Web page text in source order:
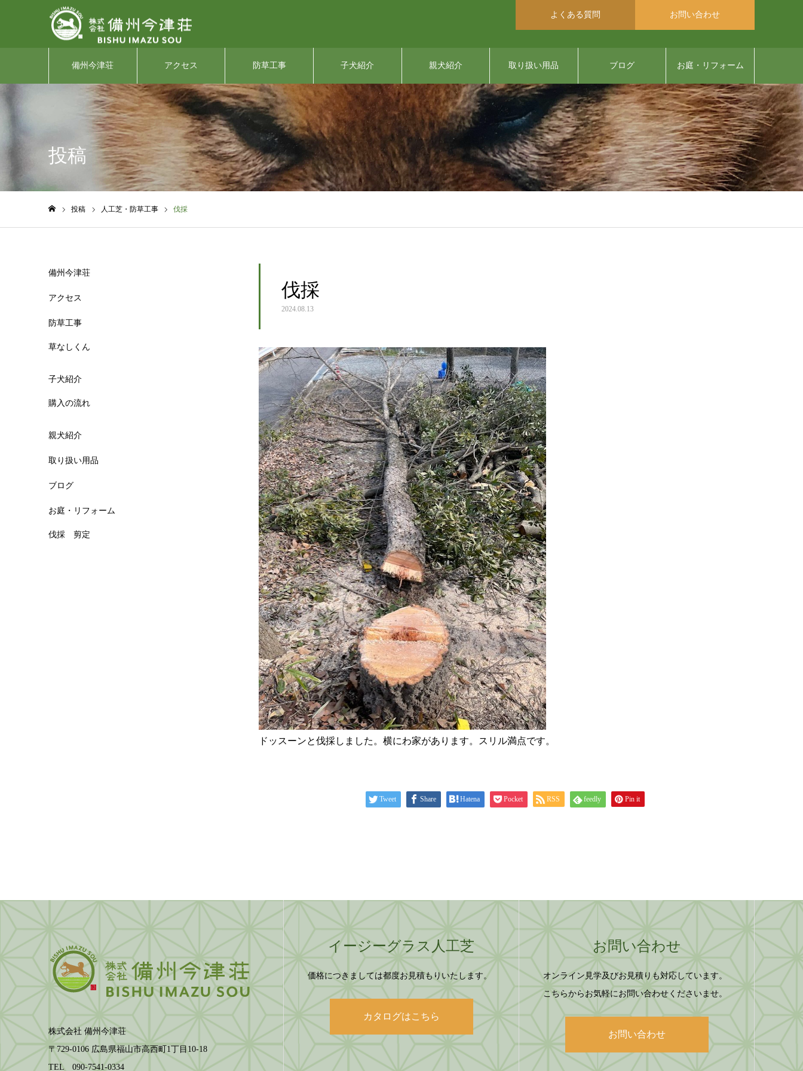
よくある質問 お問い合わせ
備州今津荘 アクセス 防草工事 子犬紹介 親犬紹介 取り扱い用品 ブログ お庭・リフォーム
投稿
投稿 人工芝・防草工事 伐採
伐採
2024.08.13
ドッスーンと伐採しました。横にわ家があります。スリル満点です。
Tweet Share Hatena Pocket RSS feedly Pin it
備州今津荘
アクセス
防草工事
草なしくん
子犬紹介
購入の流れ
親犬紹介
取り扱い用品
ブログ
お庭・リフォーム
伐採 剪定
株式会社 備州今津荘
〒729-0106 広島県福山市高西町1丁目10-18
TEL 090-7541-0334
イージーグラス人工芝
価格につきましては都度お見積もりいたします。
カタログはこちら
お問い合わせ
オンライン見学及びお見積りも対応しています。
こちらからお気軽にお問い合わせくださいませ。
お問い合わせ